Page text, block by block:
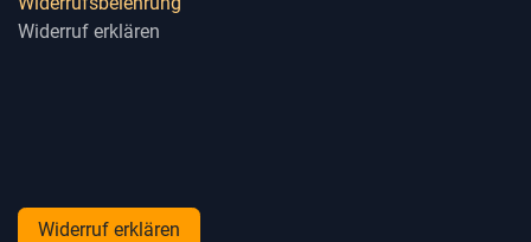
Widerruf erklären
Widerruf erklären